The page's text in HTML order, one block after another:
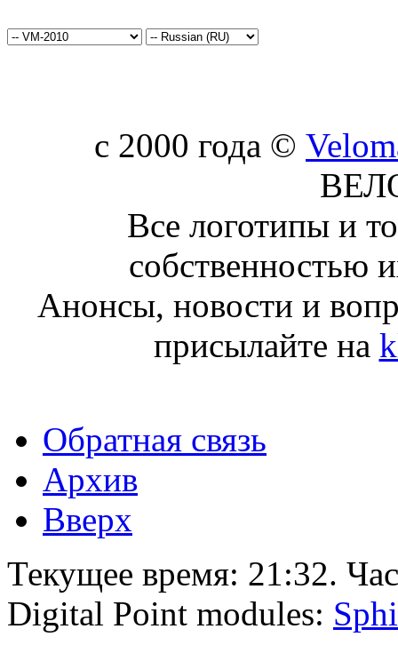
c 2000 года ©
Все логотипы и
собственностью
Анонсы, новости и
присылайте на
Обратная связь
Архив
Вверх
Текущее время: 21:32.
Digital Point modules: